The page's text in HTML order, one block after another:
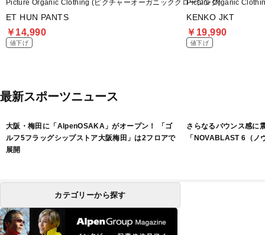
Picture Organic Clothing (ピクチャーオーガニッククロージング)
ET HUN PANTS
￥14,990
値下げ
Picture Organic
KENKO JKT
￥19,990
値下げ
最新スポーツニュース
大阪・梅田に「AlpenOSAKA」がオープン！ 「ゴ
ルフ5フラッグシップストア大阪梅田」は2フロアで
展開
さらなるバウンス感に
「NOVABLAST 6（ノ
カテゴリーから探す